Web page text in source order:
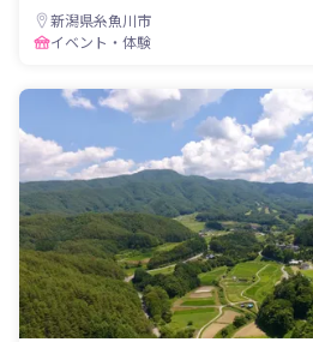
新潟県糸魚川市
イベント・体験